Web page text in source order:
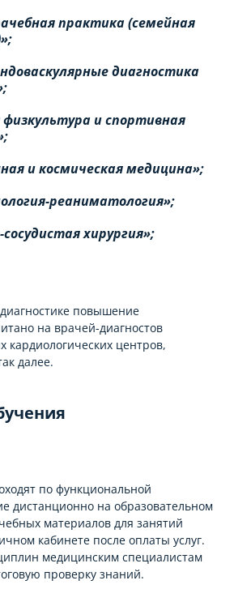
практика (семейная
диагностика
физкультура и спортивная
и космическая медицина»;
реаниматология»;
хирургия»;
повышение
на врачей-диагностов
кардиологических центров,
далее.
по функциональной
дистанционно на образовательном
материалов для занятий
кабинете после оплаты услуг.
медицинским специалистам
проверку знаний.